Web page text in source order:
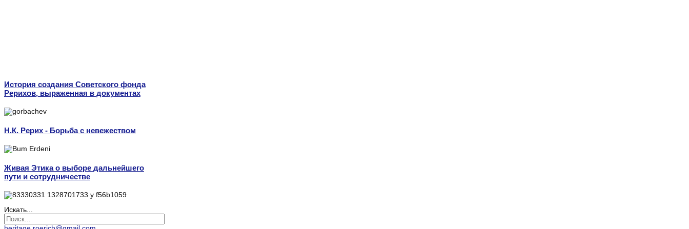
История создания Советского фонда
Рерихов, выраженная в документах
Н.К. Рерих - Борьба с невежеством
Живая Этика о выборе дальнейшего
пути и сотрудничестве
Искать...